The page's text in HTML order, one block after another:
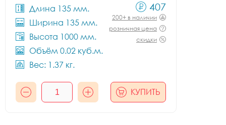
Длина 135 мм.
Ширина 135 мм.
Высота 1000 мм.
Объём 0.02 куб.м.
Вес: 1.37 кг.
407
200+ в наличии
розничная цена
скидки
КУПИТЬ